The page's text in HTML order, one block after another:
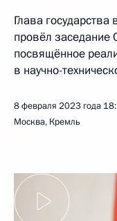
Глава
провёл заседание
посвящённое
в научно-
8 февраля 2023 года
Москва, Кремль